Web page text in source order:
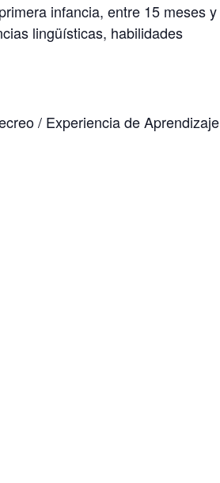
infancia, entre 15 meses y
lingüísticas, habilidades
/ Experiencia de Aprendizaje